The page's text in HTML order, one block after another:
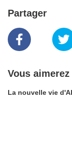
Partager
Vous
La nouvelle vie